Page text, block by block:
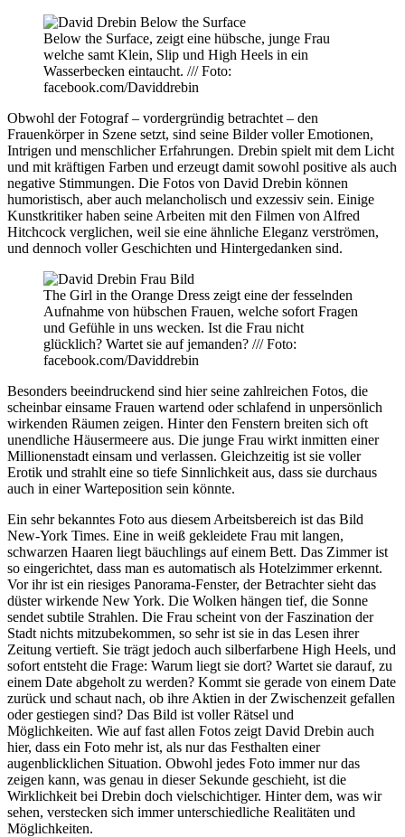
Below the Surface, zeigt eine hübsche, junge Frau
welche samt Klein, Slip und High Heels in ein
Wasserbecken eintaucht. /// Foto:
facebook.com/Daviddrebin
Obwohl der Fotograf – vordergründig betrachtet – den
Frauenkörper in Szene setzt, sind seine Bilder voller Emotionen,
Intrigen und menschlicher Erfahrungen. Drebin spielt mit dem Licht
und mit kräftigen Farben und erzeugt damit sowohl positive als auch
negative Stimmungen. Die Fotos von David Drebin können
humoristisch, aber auch melancholisch und exzessiv sein. Einige
Kunstkritiker haben seine Arbeiten mit den Filmen von Alfred
Hitchcock verglichen, weil sie eine ähnliche Eleganz verströmen,
und dennoch voller Geschichten und Hintergedanken sind.
The Girl in the Orange Dress zeigt eine der fesselnden
Aufnahme von hübschen Frauen, welche sofort Fragen
und Gefühle in uns wecken. Ist die Frau nicht
glücklich? Wartet sie auf jemanden? /// Foto:
facebook.com/Daviddrebin
Besonders beeindruckend sind hier seine zahlreichen Fotos, die
scheinbar einsame Frauen wartend oder schlafend in unpersönlich
wirkenden Räumen zeigen. Hinter den Fenstern breiten sich oft
unendliche Häusermeere aus. Die junge Frau wirkt inmitten einer
Millionenstadt einsam und verlassen. Gleichzeitig ist sie voller
Erotik und strahlt eine so tiefe Sinnlichkeit aus, dass sie durchaus
auch in einer Warteposition sein könnte.
Ein sehr bekanntes Foto aus diesem Arbeitsbereich ist das Bild
New-York Times. Eine in weiß gekleidete Frau mit langen,
schwarzen Haaren liegt bäuchlings auf einem Bett. Das Zimmer ist
so eingerichtet, dass man es automatisch als Hotelzimmer erkennt.
Vor ihr ist ein riesiges Panorama-Fenster, der Betrachter sieht das
düster wirkende New York. Die Wolken hängen tief, die Sonne
sendet subtile Strahlen. Die Frau scheint von der Faszination der
Stadt nichts mitzubekommen, so sehr ist sie in das Lesen ihrer
Zeitung vertieft. Sie trägt jedoch auch silberfarbene High Heels, und
sofort entsteht die Frage: Warum liegt sie dort? Wartet sie darauf, zu
einem Date abgeholt zu werden? Kommt sie gerade von einem Date
zurück und schaut nach, ob ihre Aktien in der Zwischenzeit gefallen
oder gestiegen sind? Das Bild ist voller Rätsel und
Möglichkeiten. Wie auf fast allen Fotos zeigt David Drebin auch
hier, dass ein Foto mehr ist, als nur das Festhalten einer
augenblicklichen Situation. Obwohl jedes Foto immer nur das
zeigen kann, was genau in dieser Sekunde geschieht, ist die
Wirklichkeit bei Drebin doch vielschichtiger. Hinter dem, was wir
sehen, verstecken sich immer unterschiedliche Realitäten und
Möglichkeiten.